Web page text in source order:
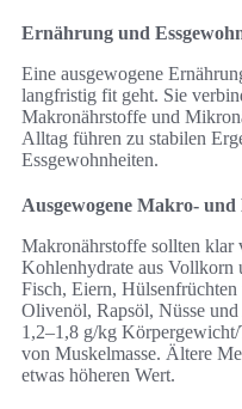
Ernährung und
Eine ausgewogene
langfristig fit geht. Sie
Makronährstoffe und
Alltag führen zu stabilen
Essgewohnheiten.
Ausgewogene Makro-
Makronährstoffe sollten klar
Kohlenhydrate aus Vollkorn
Fisch, Eiern,
Olivenöl, Rapsöl, Nüsse
1,2–1,8 g/kg
von Muskelmasse. Ältere
etwas höheren Wert.